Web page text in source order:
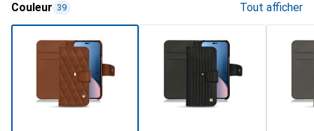
Couleur 39 Tout afficher